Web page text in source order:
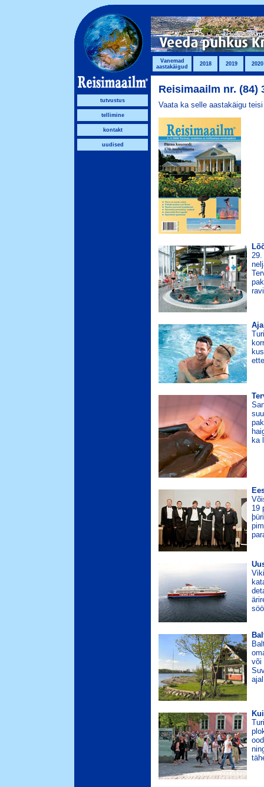
Vanemad
aastakäigud
2018 2019 2020
tutvustus
tellimine
kontakt
uudised
Reisimaailm nr. (84)
Vaata ka selle aastakäigu
29.
ka
19
või